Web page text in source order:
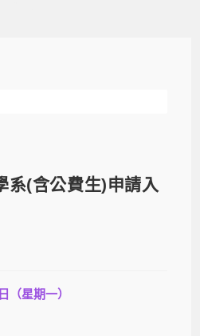
系(含公費生)申請入
（星期一）